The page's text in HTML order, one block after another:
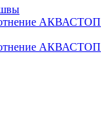
АКВАСТОП
АКВАСТОП